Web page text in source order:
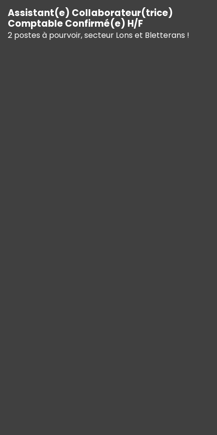
Assistant(e) Collaborateur(trice)
Comptable Confirmé(e) H/F
2 postes à pourvoir, secteur Lons et Bletterans !